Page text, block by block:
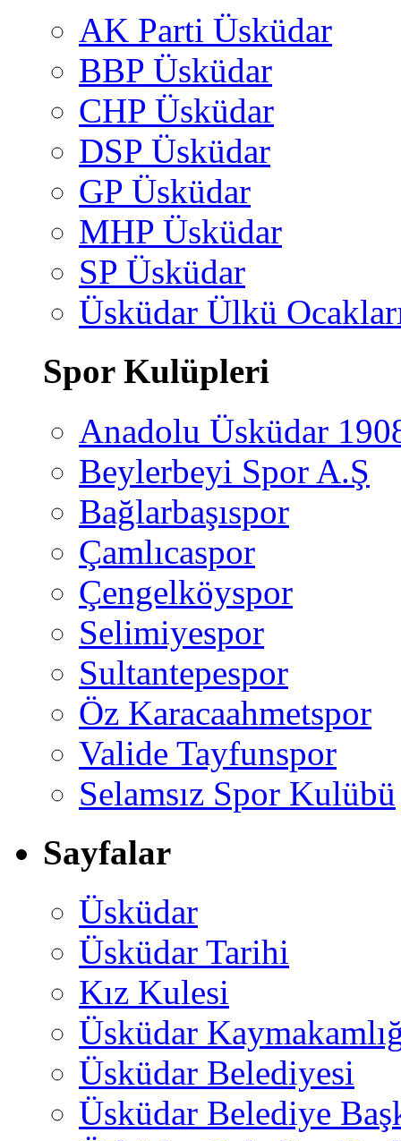
AK Parti Üsküdar
BBP Üsküdar
CHP Üsküdar
DSP Üsküdar
GP Üsküdar
MHP Üsküdar
SP Üsküdar
Üsküdar Ülkü
Spor Kulüpleri
Anadolu Üsküdar
Beylerbeyi Spor A.Ş
Bağlarbaşıspor
Çamlıcaspor
Çengelköyspor
Selimiyespor
Sultantepespor
Öz Karacaahmetspor
Valide Tayfunspor
Selamsız Spor Kulübü
Sayfalar
Üsküdar
Üsküdar Tarihi
Kız Kulesi
Üsküdar
Üsküdar Belediyesi
Üsküdar Belediye